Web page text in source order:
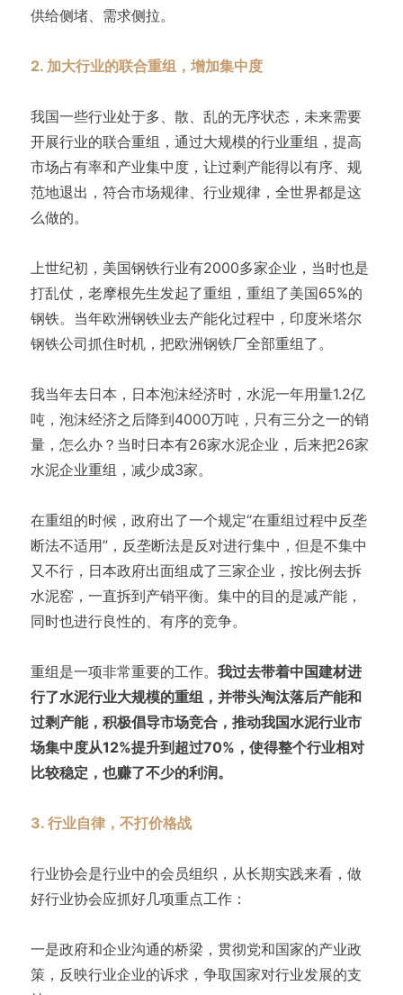
供给侧堵、需求侧拉。
2. 加大行业的联合重组，增加集中度
我国一些行业处于多、散、乱的无序状态，未来需要
开展行业的联合重组，通过大规模的行业重组，提高
市场占有率和产业集中度，让过剩产能得以有序、规
范地退出，符合市场规律、行业规律，全世界都是这
么做的。
上世纪初，美国钢铁行业有2000多家企业，当时也是
打乱仗，老摩根先生发起了重组，重组了美国65%的
钢铁。当年欧洲钢铁业去产能化过程中，印度米塔尔
钢铁公司抓住时机，把欧洲钢铁厂全部重组了。
我当年去日本，日本泡沫经济时，水泥一年用量1.2亿
吨，泡沫经济之后降到4000万吨，只有三分之一的销
量，怎么办？当时日本有26家水泥企业，后来把26家
水泥企业重组，减少成3家。
在重组的时候，政府出了一个规定“在重组过程中反垄
断法不适用”，反垄断法是反对进行集中，但是不集中
又不行，日本政府出面组成了三家企业，按比例去拆
水泥窑，一直拆到产销平衡。集中的目的是减产能，
同时也进行良性的、有序的竞争。
重组是一项非常重要的工作。 我过去带着中国建材进
行了水泥行业大规模的重组，并带头淘汰落后产能和
过剩产能，积极倡导市场竞合，推动我国水泥行业市
场集中度从12%提升到超过70%，使得整个行业相对
比较稳定，也赚了不少的利润。
3. 行业自律，不打价格战
行业协会是行业中的会员组织，从长期实践来看，做
好行业协会应抓好几项重点工作：
一是政府和企业沟通的桥梁，贯彻党和国家的产业政
策，反映行业企业的诉求，争取国家对行业发展的支